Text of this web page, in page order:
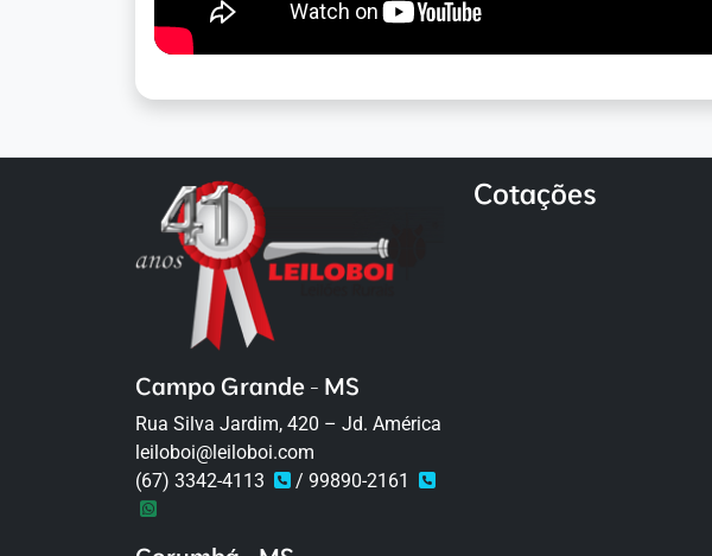
Campo Grande - MS
Rua Silva Jardim, 420 – Jd. América
leiloboi@leiloboi.com
(67) 3342-4113
/ 99890-2161
Cotações